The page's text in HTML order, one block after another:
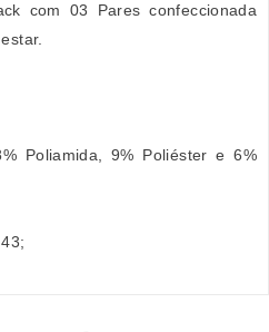
com 03 Pares confeccionada
Poliamida, 9% Poliéster e 6%